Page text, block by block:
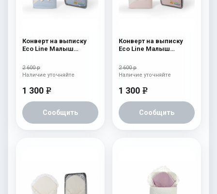
Конверт на выписку
Eco Line Малыш
2 600 р
1 300 e
Сообщить
Наличие уточняйте
Конверт на выписку
Eco Line Малыш
2 600 р
1 300 e
Сообщить
Наличие уточняйте